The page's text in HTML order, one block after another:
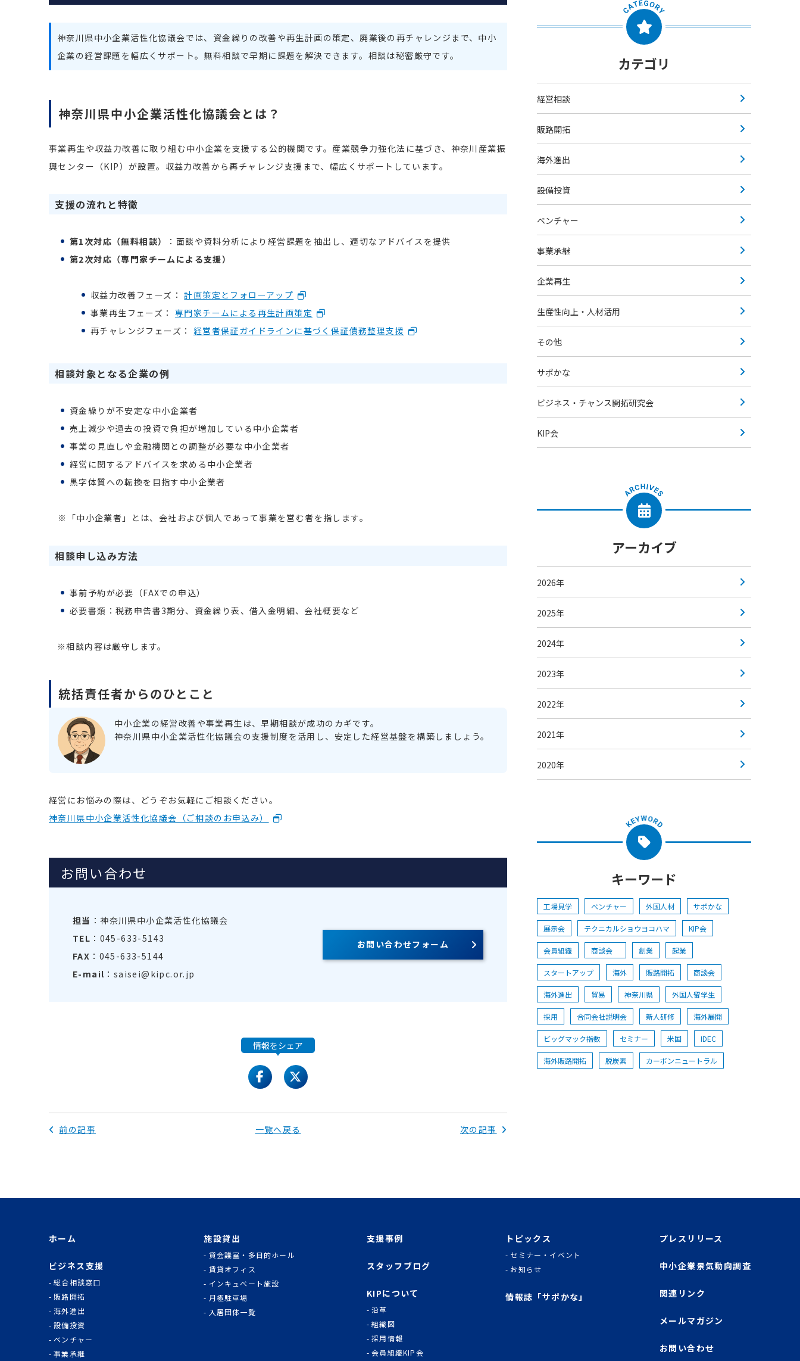
神奈川県中小企業活性化協議会では、資金繰りの改善や再生計画の策定、廃業後の再チャレンジまで、中小
企業の経営課題を幅広くサポート。無料相談で早期に課題を解決できます。相談は秘密厳守です。
神奈川県中小企業活性化協議会とは？
事業再生や収益力改善に取り組む中小企業を支援する公的機関です。産業競争力強化法に基づき、神奈川産業振
興センター（KIP）が設置。収益力改善から再チャレンジ支援まで、幅広くサポートしています。
支援の流れと特徴
第1次対応（無料相談）
：面談や資料分析により経営課題を抽出し、適切なアドバイスを提供
第2次対応（専門家チームによる支援）
収益力改善フェーズ：計画策定とフォローアップ
事業再生フェーズ： 専門家チームによる再生計画策定
再チャレンジフェーズ： 経営者保証ガイドラインに基づく保証債務整理支援
相談対象となる企業の例
資金繰りが不安定な中小企業者
売上減少や過去の投資で負担が増加している中小企業者
事業の見直しや金融機関との調整が必要な中小企業者
経営に関するアドバイスを求める中小企業者
黒字体質への転換を目指す中小企業者
※「中小企業者」とは、会社および個人であって事業を営む者を指します。
相談申し込み方法
事前予約が必要（FAXでの申込）
必要書類：税務申告書3期分、資金繰り表、借入金明細、会社概要など
※相談内容は厳守します。
統括責任者からのひとこと
中小企業の経営改善や事業再生は、早期相談が成功のカギです。
神奈川県中小企業活性化協議会の支援制度を活用し、安定した経営基盤を構築しましょう。
経営にお悩みの際は、どうぞお気軽にご相談ください。
神奈川県中小企業活性化協議会（ご相談のお申込み）
お問い合わせ
担当 ：神奈川県中小企業活性化協議会
TEL ：045-633-5143
FAX ：045-633-5144
E-mail ：saisei@kipc.or.jp
お問い合わせフォーム
情報をシェア
facebooktwitter
前の記事 一覧へ戻る 次の記事
カテゴリ
経営相談
販路開拓
海外進出
設備投資
ベンチャー
事業承継
企業再生
生産性向上・人材活用
その他
サポかな
ビジネス・チャンス開拓研究会
KIP会
アーカイブ
2026年
2025年
2024年
2023年
2022年
2021年
2020年
キーワード
工場見学 ベンチャー 外国人材 サポかな
展示会 テクニカルショウヨコハマ KIP会
会員組織 商談会 創業 起業
スタートアップ 海外 販路開拓 商談会
海外進出 貿易 神奈川県 外国人留学生
採用 合同会社説明会 新人研修 海外展開
ビッグマック指数 セミナー 米国 IDEC
海外販路開拓 脱炭素 カーボンニュートラル
ホーム
ビジネス支援
総合相談窓口
販路開拓
海外進出
設備投資
ベンチャー
事業承継
施設貸出
貸会議室・多目的ホール
賃貸オフィス
インキュベート施設
月極駐車場
入居団体一覧
支援事例
スタッフブログ
KIPについて
沿革
組織図
採用情報
会員組織KIP会
トピックス
セミナー・イベント
お知らせ
情報誌「サポかな」
プレスリリース
中小企業景気動向調査
関連リンク
メールマガジン
お問い合わせ